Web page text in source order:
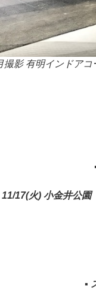
撮影 有明インドアコ
11/17(火) 小金井公
▪︎